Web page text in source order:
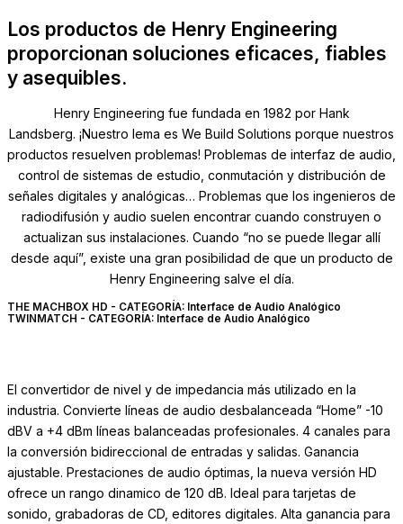
Los productos de Henry Engineering
proporcionan soluciones eficaces, fiables
y asequibles.
Henry Engineering fue fundada en 1982 por Hank
Landsberg. ¡Nuestro lema es We Build Solutions porque nuestros
productos resuelven problemas! Problemas de interfaz de audio,
control de sistemas de estudio, conmutación y distribución de
señales digitales y analógicas… Problemas que los ingenieros de
radiodifusión y audio suelen encontrar cuando construyen o
actualizan sus instalaciones. Cuando “no se puede llegar allí
desde aquí”, existe una gran posibilidad de que un producto de
Henry Engineering salve el día.
THE MACHBOX HD - CATEGORÍA: Interface de Audio Analógico
TWINMATCH - CATEGORÍA: Interface de Audio Analógico
El convertidor de nivel y de impedancia más utilizado en la
industria. Convierte líneas de audio desbalanceada “Home” -10
dBV a +4 dBm líneas balanceadas profesionales. 4 canales para
la conversión bidireccional de entradas y salidas. Ganancia
ajustable. Prestaciones de audio óptimas, la nueva versión HD
ofrece un rango dinamico de 120 dB. Ideal para tarjetas de
sonido, grabadoras de CD, editores digitales. Alta ganancia para